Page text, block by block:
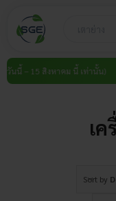
content
– 15 สิงหาคม นี้ เท่านั้น)
เ
Sort by